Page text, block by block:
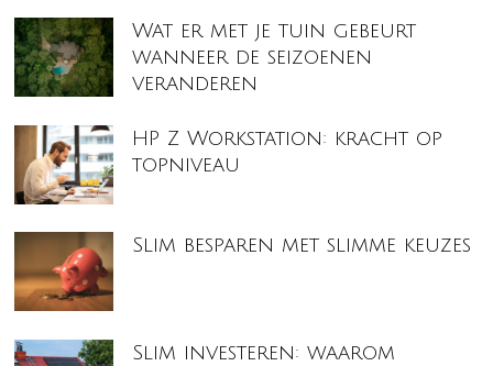
Wat er met je tuin gebeurt
wanneer de seizoenen
veranderen
HP Z Workstation: kracht op
topniveau
Slim besparen met slimme keuzes
Slim investeren: waarom